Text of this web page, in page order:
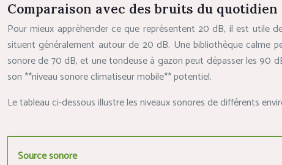
Comparaison avec des bruits du quotidien
Pour mieux appréhender ce que représentent 20 dB, il est utile
situent généralement autour de 20 dB. Une bibliothèque calme
sonore de 70 dB, et une tondeuse à gazon peut dépasser les 90
son **niveau sonore climatiseur mobile** potentiel.
Le tableau ci-dessous illustre les niveaux sonores de différents
Source sonore